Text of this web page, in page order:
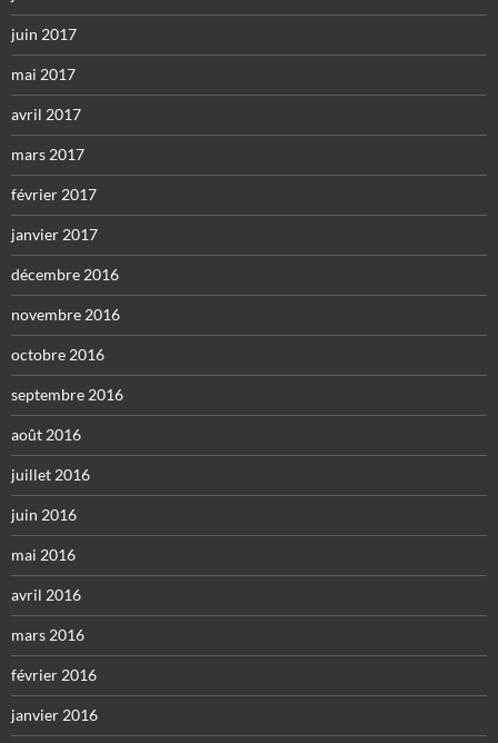
juin 2017
mai 2017
avril 2017
mars 2017
février 2017
janvier 2017
décembre 2016
novembre 2016
octobre 2016
septembre 2016
août 2016
juillet 2016
juin 2016
mai 2016
avril 2016
mars 2016
février 2016
janvier 2016